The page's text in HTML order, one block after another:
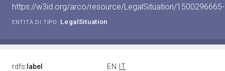
https://w3id.org/arco/resource/LegalSituation/
ENTITÀ DI TIPO: LegalSituation
rdfs: label EN
IT